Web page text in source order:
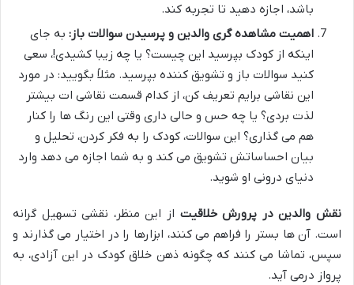
باشد، اجازه دهید تا تجربه کند.
اهمیت مشاهده گری والدین و پرسیدن سوالات باز: به جای
اینکه از کودک بپرسید این چیست؟ یا چه زیبا کشیدی!، سعی
کنید سوالات باز و تشویق کننده بپرسید. مثلاً بگویید: در مورد
این نقاشی برایم تعریف کن، از کدام قسمت نقاشی ات بیشتر
لذت بردی؟ یا چه حس و حالی داری وقتی این رنگ ها را کنار
هم می گذاری؟ این سوالات، کودک را به فکر کردن، تحلیل و
بیان احساساتش تشویق می کند و به شما اجازه می دهد وارد
دنیای درونی او شوید.
نقش والدین در پرورش خلاقیت از این منظر، نقشی تسهیل گرانه
است. آن ها بستر را فراهم می کنند، ابزارها را در اختیار می گذارند و
سپس، تماشا می کنند که چگونه ذهن خلاق کودک در این آزادی، به
پرواز درمی آید.